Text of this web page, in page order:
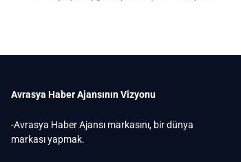
Avrasya Haber Ajansının Vizyonu
-Avrasya Haber Ajansı markasını, bir dünya
markası yapmak.